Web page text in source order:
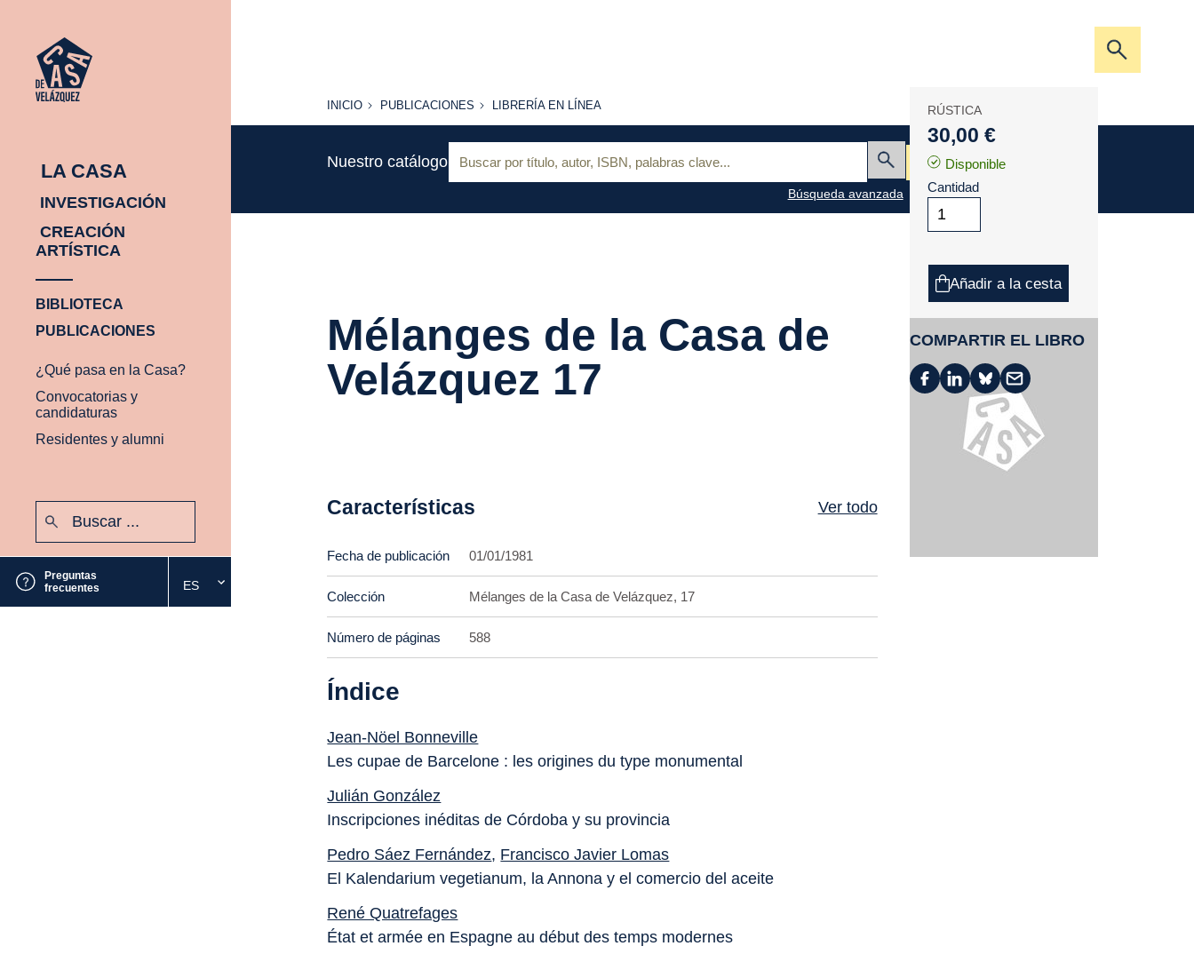
LA CASA
INVESTIGACIÓN
CREACIÓN
ARTÍSTICA
BIBLIOTECA
PUBLICACIONES
¿Qué pasa en la Casa?
Convocatorias y
candidaturas
Residentes y alumni
Preguntas
frecuentes
Seleccione
el
ES
Abrir/
la
INICIO
INICIO PUBLICACIONES
PUBLICACIONES
LIBRERÍA
LÍNEA
LIBRERÍA EN LÍNEA
Nuestro catálogo
Búsqueda avanzada
Mi cesta
Mélanges de la Casa de
Velázquez 17
Características Ver todo
Fecha de publicación 01/01/1981
Colección Mélanges de la Casa de Velázquez, 17
Número de páginas 588
Índice
Jean-Nöel Bonneville
Les cupae de Barcelone : les origines du type monumental
Julián González
Inscripciones inéditas de Córdoba y su provincia
Pedro Sáez Fernández, Francisco Javier Lomas
El Kalendarium vegetianum, la Annona y el comercio del aceite
René Quatrefages
État et armée en Espagne au début des temps modernes
RÚSTICA
30,00 €
Disponible
Cantidad
Añadir a la cesta
COMPARTIR EL LIBRO